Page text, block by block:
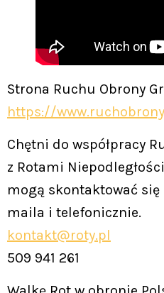
Strona Ruchu Obrony
https://
Chętni do współpracy
z Rotami
mogą skontaktować
maila i telefonicznie.
kontakt@roty.pl
509 941 261